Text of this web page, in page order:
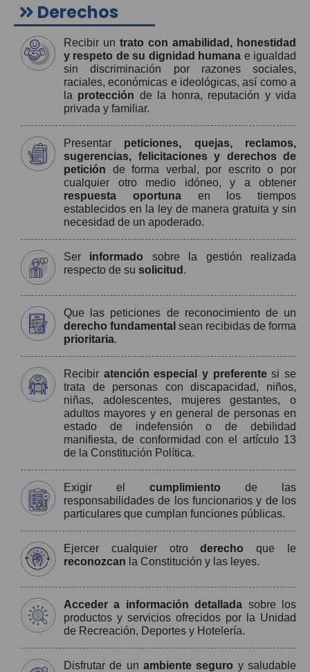
Derechos
Recibir un trato con amabilidad, honestidad
y respeto de su dignidad humana e igualdad
sin discriminación por razones sociales,
raciales, económicas e ideológicas, así como a
la protección de la honra, reputación y vida
privada y familiar.
Presentar peticiones, quejas, reclamos,
sugerencias, felicitaciones y derechos de
petición de forma verbal, por escrito o por
cualquier otro medio idóneo, y a obtener
respuesta oportunaen los tiempos
establecidos en la ley de manera gratuita y sin
necesidad de un apoderado.
Ser informado sobre la gestión realizada
respecto de su solicitud .
Que las peticiones de reconocimiento de un
derecho fundamental sean recibidas de forma
prioritaria.
Recibir atención especial y preferentesi se
trata de personas con discapacidad, niños,
niñas, adolescentes, mujeres gestantes, o
adultos mayores y en general de personas en
estado de indefensión o de debilidad
manifiesta, de conformidad con el artículo 13
de la Constitución Política.
Exigir el cumplimiento de las
responsabilidades de los funcionarios y de los
particulares que cumplan funciones públicas.
Ejercer cualquier otroderecho que le
reconozcan la Constitución y las leyes.
Acceder a información detallada sobre los
productos y servicios ofrecidos por la Unidad
de Recreación, Deportes y Hotelería.
Disfrutar de un ambiente seguro y saludable